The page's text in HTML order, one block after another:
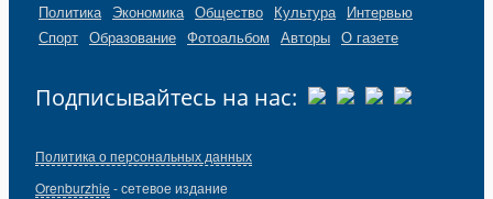
Политика Экономика Общество Культура Интервью
Спорт Образование Фотоальбом Авторы О газете
Подписывайтесь на нас:
Политика о персональных данных
Orenburzhie - сетевое издание